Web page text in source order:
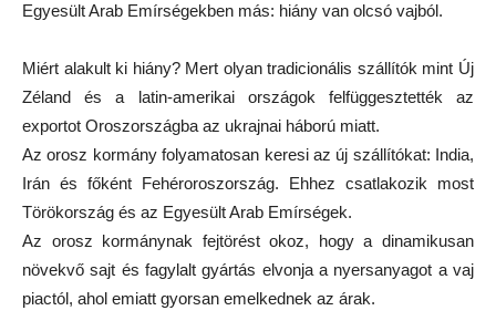
Egyesült Arab Emírségekben más: hiány van olcsó vajból.
Miért alakult ki hiány? Mert olyan tradicionális szállítók mint Új
Zéland és a latin-amerikai országok felfüggesztették az
exportot Oroszországba az ukrajnai háború miatt.
Az orosz kormány folyamatosan keresi az új szállítókat: India,
Irán és főként Fehéroroszország. Ehhez csatlakozik most
Törökország és az Egyesült Arab Emírségek.
Az orosz kormánynak fejtörést okoz, hogy a dinamikusan
növekvő sajt és fagylalt gyártás elvonja a nyersanyagot a vaj
piactól, ahol emiatt gyorsan emelkednek az árak.